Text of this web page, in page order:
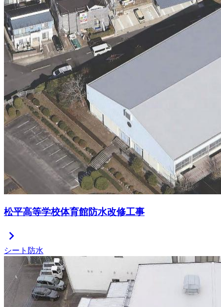
松平高等学校体育館防水改修工事
chevron_right
シート防水